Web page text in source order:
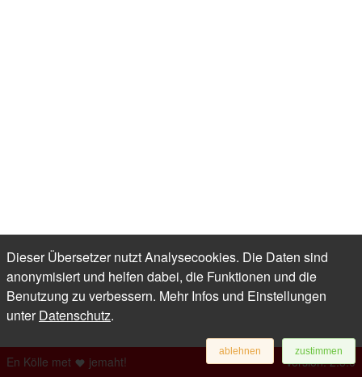
En Kölle met jemaht! Version: 2.5.0
Dieser Übersetzer nutzt Analysecookies. Die Daten sind
anonymisiert und helfen dabei, die Funktionen und die
Benutzung zu verbessern. Mehr Infos und Einstellungen
unterDatenschutz.
ablehnen zustimmen